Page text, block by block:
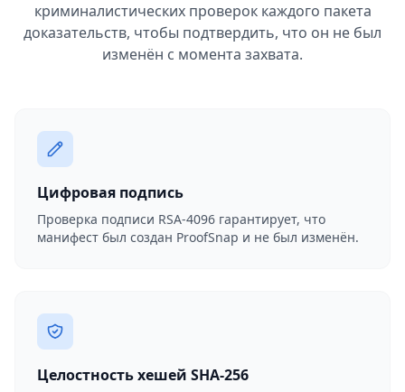
криминалистических проверок каждого пакета
доказательств, чтобы подтвердить, что он не был
изменён с момента захвата.
Цифровая подпись
Проверка подписи RSA-4096 гарантирует, что
манифест был создан ProofSnap и не был изменён.
Целостность хешей SHA-256